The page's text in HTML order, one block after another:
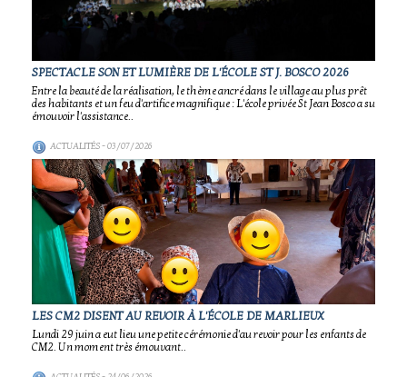
SPECTACLE SON ET LUMIÈRE DE L'ÉCOLE ST J. BOSCO 2026
Entre la beauté de la réalisation, le thème ancré dans le village au plus prêt
des habitants et un feu d'artifice magnifique : L'école privée St Jean Bosco a su
émouvoir l'assistance..
ACTUALITÉS- 03/07/2026
LES CM2 DISENT AU REVOIR À L'ÉCOLE DE MARLIEUX
Lundi 29 juin a eut lieu une petite cérémonie d'au revoir pour les enfants de
CM2. Un moment très émouvant..